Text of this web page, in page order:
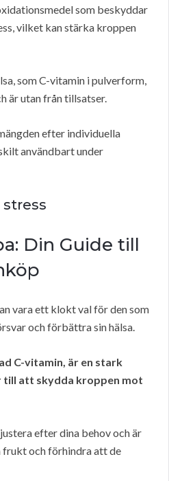
som beskyddar
vilket kan stärka kroppen
som C-vitamin i pulverform,
är utan från tillsatser.
efter individuella
användbart under
stress
Din Guide till
vara ett klokt val för den som
och förbättra sin hälsa.
C-vitamin, är en stark
till att skydda kroppen mot
efter dina behov och är
och förhindra att de